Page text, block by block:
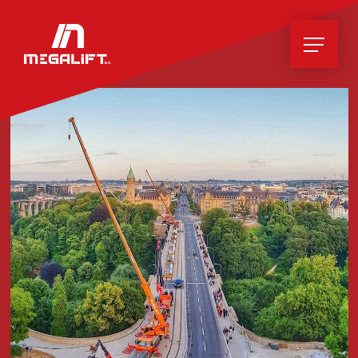
Accueil
Entreprise
Services
Travaux de levage
Transports conventionnels et exceptionnels
Accessoires
Containers
Stockage